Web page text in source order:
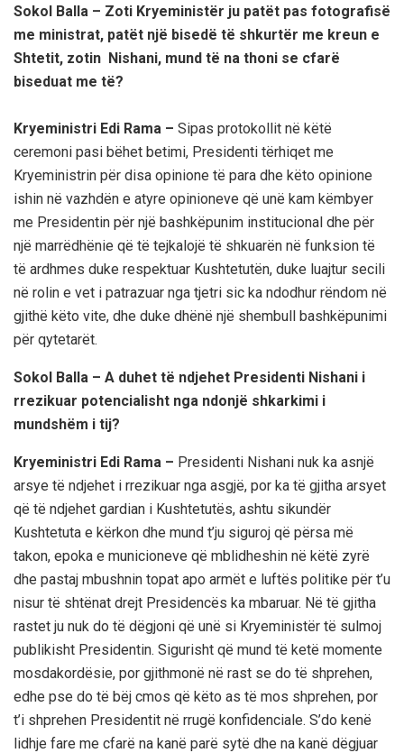
Sokol Balla – Zoti Kryeministër ju patët pas fotografisë
me ministrat, patët një bisedë të shkurtër me kreun e
Shtetit, zotin Nishani, mund të na thoni se cfarë
biseduat me të?
Kryeministri Edi Rama – Sipas protokollit në këtë
ceremoni pasi bëhet betimi, Presidenti tërhiqet me
Kryeministrin për disa opinione të para dhe këto opinione
ishin në vazhdën e atyre opinioneve që unë kam këmbyer
me Presidentin për një bashkëpunim institucional dhe për
një marrëdhënie që të tejkalojë të shkuarën në funksion të
të ardhmes duke respektuar Kushtetutën, duke luajtur secili
në rolin e vet i patrazuar nga tjetri sic ka ndodhur rëndom në
gjithë këto vite, dhe duke dhënë një shembull bashkëpunimi
për qytetarët.
Sokol Balla – A duhet të ndjehet Presidenti Nishani i
rrezikuar potencialisht nga ndonjë shkarkimi i
mundshëm i tij?
Kryeministri Edi Rama – Presidenti Nishani nuk ka asnjë
arsye të ndjehet i rrezikuar nga asgjë, por ka të gjitha arsyet
që të ndjehet gardian i Kushtetutës, ashtu sikundër
Kushtetuta e kërkon dhe mund t’ju siguroj që përsa më
takon, epoka e municioneve që mblidheshin në këtë zyrë
dhe pastaj mbushnin topat apo armët e luftës politike për t’u
nisur të shtënat drejt Presidencës ka mbaruar. Në të gjitha
rastet ju nuk do të dëgjoni që unë si Kryeministër të sulmoj
publikisht Presidentin. Sigurisht që mund të ketë momente
mosdakordësie, por gjithmonë në rast se do të shprehen,
edhe pse do të bëj cmos që këto as të mos shprehen, por
t’i shprehen Presidentit në rrugë konfidenciale. S’do kenë
lidhje fare me cfarë na kanë parë sytë dhe na kanë dëgjuar